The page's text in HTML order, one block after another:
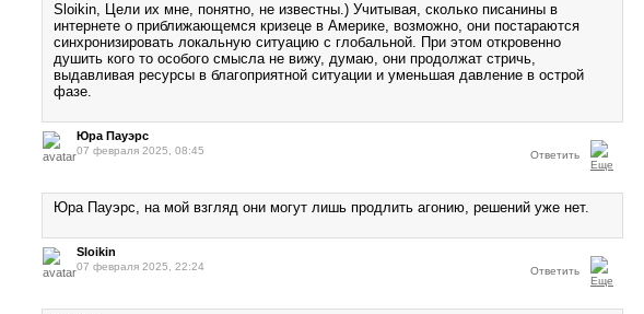
Sloikin, Цели их мне, понятно, не известны.) Учитывая, сколько писанины в
интернете о приближающемся кризеце в Америке, возможно, они постараются
синхронизировать локальную ситуацию с глобальной. При этом откровенно
душить кого то особого смысла не вижу, думаю, они продолжат стричь,
выдавливая ресурсы в благоприятной ситуации и уменьшая давление в острой
фазе.
Юра Пауэрс
07 февраля 2025, 08:45 Ответить
Юра Пауэрс, на мой взгляд они могут лишь продлить агонию, решений уже нет.
Sloikin
07 февраля 2025, 22:24 Ответить